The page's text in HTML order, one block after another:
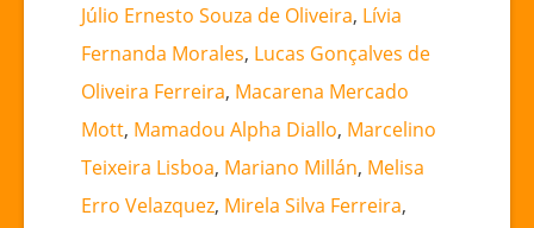
Júlio Ernesto Souza de Oliveira, Lívia
Fernanda Morales, Lucas Gonçalves de
Oliveira Ferreira, Macarena Mercado
Mott, Mamadou Alpha Diallo, Marcelino
Teixeira Lisboa, Mariano Millán, Melisa
Erro Velazquez, Mirela Silva Ferreira,